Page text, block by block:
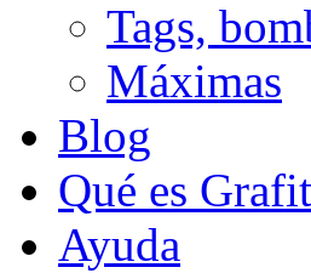
Tags,
Máximas
Blog
Qué es
Ayuda